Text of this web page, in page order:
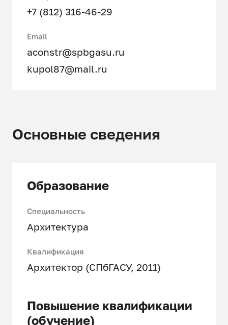
+7 (812) 316-46-29
Email
aconstr@spbgasu.ru
kupol87@mail.ru
Основные сведения
Образование
Специальность
Архитектура
Квалификация
Архитектор (СПбГАСУ, 2011)
Повышение квалификации
(обучение)